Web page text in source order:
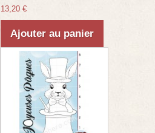
13,20 €
Ajouter au panier